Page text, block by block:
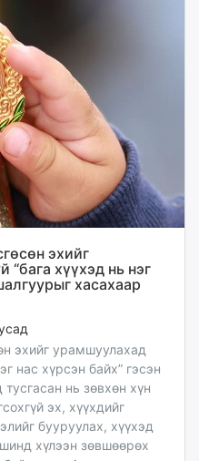
эхийг
хүүхэд нь нэг
хасахаар
эхийг урамшуулахад
нас хүрсэн байх” гэсэн
нь зөвхөн хүн
эх, хүүхдийг
бууруулах, хүүхэд
хүлээн зөвшөөрөх